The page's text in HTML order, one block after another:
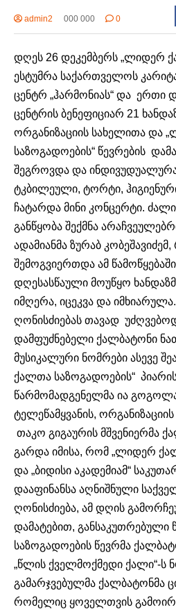
admin2 000 000 0
დღეს 26 დეკემბერს „ლიდერ
ესტუმრა საქართველოს
ცენტრ „ჰარმონიას“ და ერთი
ცენტრის ბენეფიციარ 21
ორგანიზაციის სახელითა და
საზოგადოების“ წევრების
შეგროვდა და
ტკბილეული, ტორტი,
ჩატარდა მინი კონცერტი.
განწყობა შექმნა
ადამიანმა ზურაბ
შემოგვიერთდა ამ
დღესასწაული მოუწყო
იმღერა, იცეკვა და იმხიარულა.
ღონისძიებას თავად
დამფუძნებელი ქალბატონი
მუსიკალური ნომრები ასევე
ქალთა საზოგადოების“ პიარის
წარმომადგენელმა ია
ტელეწამყვანის,
თაკო გიგაურის მშვენიერმა
გარდა იმისა, რომ „ლიდერ
და „ბიდისი აკადემიამ“
დააფინანსა აღნიშნული
ღონისძიება, ამ დღის
დამატებით, განსაკუთრებული
საზოგადოების წევრმა
„წლის ქველმოქმედი ქალი“-ს
გამარჯვებულმა ქალბატონმა
რომელიც ყოველთვის